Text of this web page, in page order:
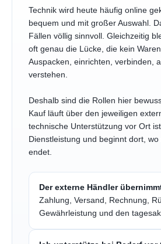
Technik wird heute häufig online
bequem und mit großer Auswahl.
Fällen völlig sinnvoll. Gleichzeitig
oft genau die Lücke, die kein
Auspacken, einrichten, verbinden,
verstehen.
Deshalb sind die Rollen hier
Kauf läuft über den jeweiligen
technische Unterstützung vor Ort
Dienstleistung und beginnt dort,
endet.
Der externe Händler
Zahlung, Versand, Rechnung,
Gewährleistung und den